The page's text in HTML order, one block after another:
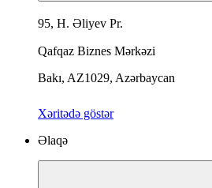
95, H. Əliyev Pr.
Qafqaz Biznes Mərkəzi
Bakı, AZ1029, Azərbaycan
Xəritədə göstər
Əlaqə